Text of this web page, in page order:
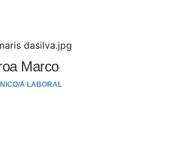
Marco
A LABORAL